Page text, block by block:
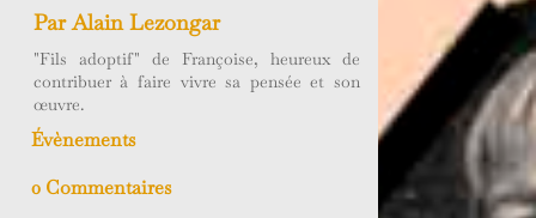
ParAlain Lezongar
"Fils adoptif" de Françoise, heureux de
contribuer à faire vivre sa pensée et son
œuvre.
Évènements
0 Commentaires